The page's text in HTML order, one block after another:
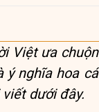
Việt ưa
nghĩa hoa
dưới đây.